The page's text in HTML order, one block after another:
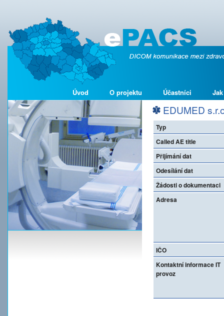
Úvod O projektu Účastníci
EDUMED
Typ
Called AE title
Přijímání dat
Odesílání dat
Žádosti o dokumentaci
Adresa
IČO
Kontaktní informace IT
provoz